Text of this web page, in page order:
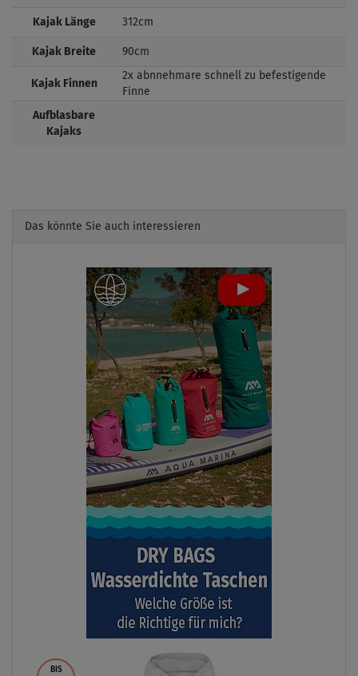
Kajak Länge 312cm
Kajak Breite 90cm
Kajak Finnen
2x abnnehmare schnell zu befestigende
Finne
Aufblasbare
Kajaks
Das könnte Sie auch interessieren
BIS
Previous